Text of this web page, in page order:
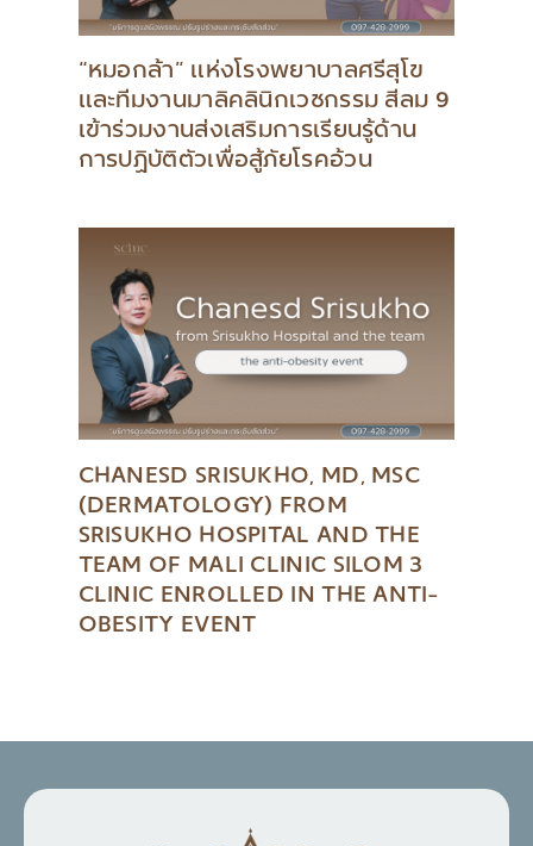
“หมอกล้า” แห่งโรงพยาบาลศรีสุโข
และทีมงานมาลิคลินิกเวชกรรม สีลม 9
เข้าร่วมงานส่งเสริมการเรียนรู้ด้าน
การปฏิบัติตัวเพื่อสู้ภัยโรคอ้วน
CHANESD SRISUKHO, MD, MSC
(DERMATOLOGY) FROM
SRISUKHO HOSPITAL AND THE
TEAM OF MALI CLINIC SILOM 3
CLINIC ENROLLED IN THE ANTI-
OBESITY EVENT